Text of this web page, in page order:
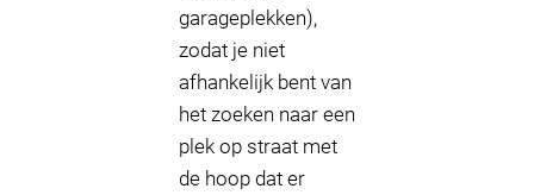
garageplekken),
zodat je niet
afhankelijk bent van
het zoeken naar een
plek op straat met
de hoop dat er